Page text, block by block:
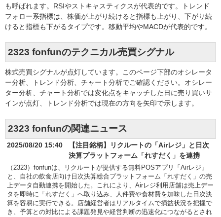
も呼ばれます。RSIやストキャスティクスが代表的です。トレンド
フォロー系指標は、株価が上がり続けると指標も上がり、下がり続
けると指標も下がるタイプです。移動平均やMACDが代表的です。
2323 fonfunのテクニカル売買シグナル
株式売買シグナルが点灯しています。このページ下部のオシレータ
ー分析、トレンド分析、チャート分析でご確認ください。オシレー
ター分析、チャート分析では変化点をキャッチした日に売り買いサ
インが点灯、トレンド分析では現在の方向を矢印で示します。
2323 fonfunの関連ニュース
2025/08/20 15:40
【注目銘柄】リクルートの「Airレジ」と日次
決算プラットフォーム「れすだく」を連携
（2323）fonfunは、リクルートが提供する無料POSアプリ「Airレジ」
と、自社の飲食店向け日次決算総合プラットフォーム「れすだく」の売
上データ自動連携を開始した。これにより、Airレジ利用店舗は売上デー
タを即時に「れすだく」へ取り込み、人件費や食材費を加味した日次決
算を容易に実行できる。店舗経営者はリアルタイムで損益状況を把握で
き、予算との対比による課題発見や経営判断の迅速化につながるとされ